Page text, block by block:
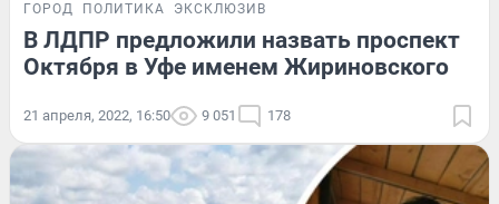
ГОРОД ПОЛИТИКА ЭКСКЛЮЗИВ
В ЛДПР предложили назвать проспект
Октября в Уфе именем Жириновского
21 апреля, 2022, 16:50 9 051 178